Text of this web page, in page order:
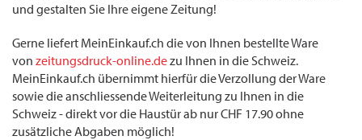
und gestalten Sie Ihre eigene Zeitung!
Gerne liefert MeinEinkauf.ch die von Ihnen bestellte Ware
von zeitungsdruck-online.dezu Ihnen in die Schweiz.
MeinEinkauf.ch übernimmt hierfür die Verzollung der Ware
sowie die anschliessende Weiterleitung zu Ihnen in die
Schweiz - direkt vor die Haustür ab nur CHF 17.90 ohne
zusätzliche Abgaben möglich!